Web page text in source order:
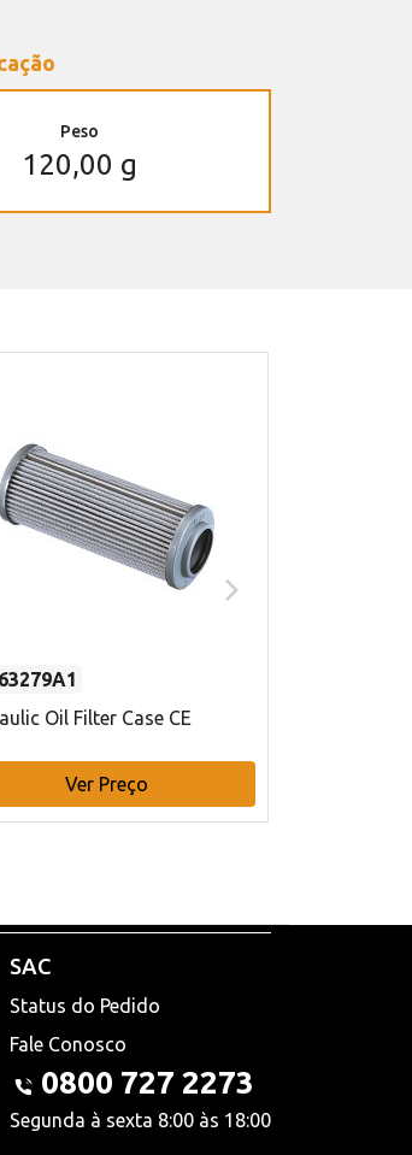
Peso
120,00 g
Oil Filter Case CE
Ver Preço
SAC
Status do Pedido
Fale Conosco
0800 727 2273
Segunda à sexta 8:00 às 18:00